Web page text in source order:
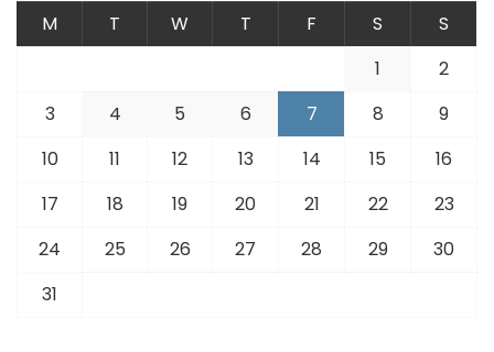
M T W T F S
S
1
2
3
4 5 6 7 8
9
10
11 12 13 14 15
16
17
18 19 20 21 22
23
24
25 26 27 28 29
30
31